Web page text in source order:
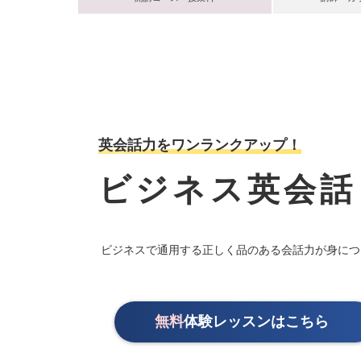
英会話力をワンランクアップ！
ビジネス英会話
ビジネスで通用する正しく品のある会話力が身に
無料体験レッスンはこちら